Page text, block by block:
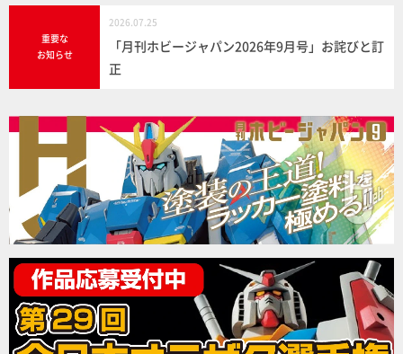
重要な
お知らせ
2026.07.25
「月刊ホビージャパン2026年9月号」お詫びと訂
正